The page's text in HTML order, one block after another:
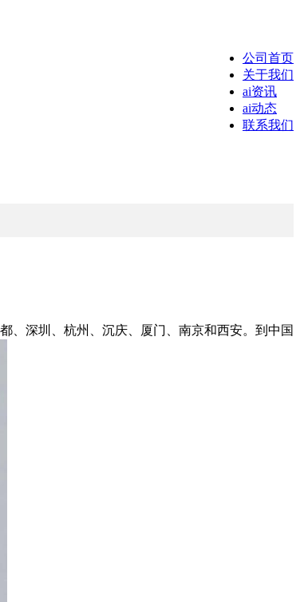
公司首页
关于我们
ai资讯
ai动态
联系我们
深圳、杭州、沉庆、厦门、南京和西安。到中国